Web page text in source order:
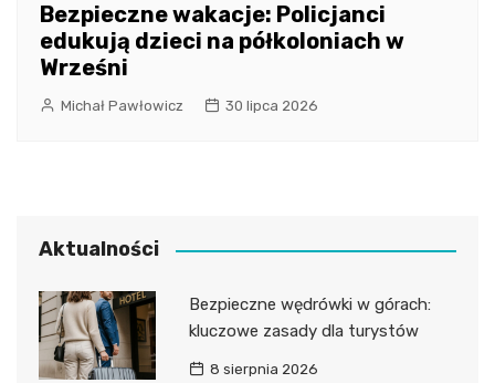
Bezpieczne wakacje: Policjanci
edukują dzieci na półkoloniach w
Wrześni
Michał Pawłowicz 30 lipca 2026
Aktualności
Bezpieczne wędrówki w górach:
kluczowe zasady dla turystów
8 sierpnia 2026